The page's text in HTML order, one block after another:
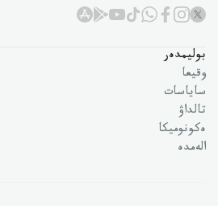
بوليمدەر
وقيعا
ساياسات
تالداۋ
ەكونوميكا
الەمدە